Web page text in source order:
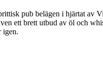
pub belägen i hjärtat av
ett brett utbud av öl och
igen.